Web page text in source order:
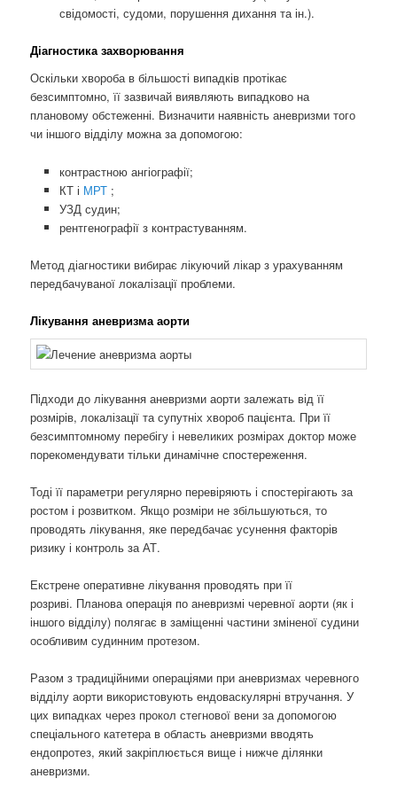
свідомості, судоми, порушення дихання та ін.).
Діагностика захворювання
Оскільки хвороба в більшості випадків протікає
безсимптомно, її зазвичай виявляють випадково на
плановому обстеженні. Визначити наявність аневризми того
чи іншого відділу можна за допомогою:
контрастною ангіографії;
КТ і МРТ ;
УЗД судин;
рентгенографії з контрастуванням.
Метод діагностики вибирає лікуючий лікар з урахуванням
передбачуваної локалізації проблеми.
Лікування аневризма аорти
Підходи до лікування аневризми аорти залежать від її
розмірів, локалізації та супутніх хвороб пацієнта. При її
безсимптомному перебігу і невеликих розмірах доктор може
порекомендувати тільки динамічне спостереження.
Тоді її параметри регулярно перевіряють і спостерігають за
ростом і розвитком. Якщо розміри не збільшуються, то
проводять лікування, яке передбачає усунення факторів
ризику і контроль за АТ.
Екстрене оперативне лікування проводять при її
розриві. Планова операція по аневризмі черевної аорти (як і
іншого відділу) полягає в заміщенні частини зміненої судини
особливим судинним протезом.
Разом з традиційними операціями при аневризмах черевного
відділу аорти використовують ендоваскулярні втручання. У
цих випадках через прокол стегнової вени за допомогою
спеціального катетера в область аневризми вводять
ендопротез, який закріплюється вище і нижче ділянки
аневризми.